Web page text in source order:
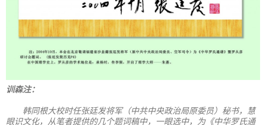
训森注：
韩同根大校时任张廷发将军（中共中央政治局原委员）秘书，慧
眼识文化，从笔者提供的几个题词稿中，一眼选中，为《中华罗氏通